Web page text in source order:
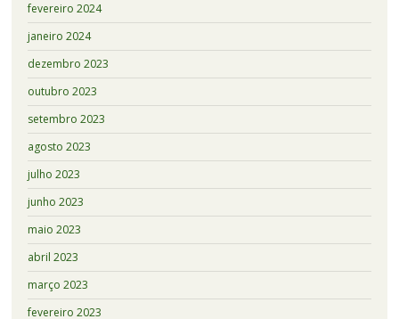
fevereiro 2024
janeiro 2024
dezembro 2023
outubro 2023
setembro 2023
agosto 2023
julho 2023
junho 2023
maio 2023
abril 2023
março 2023
fevereiro 2023